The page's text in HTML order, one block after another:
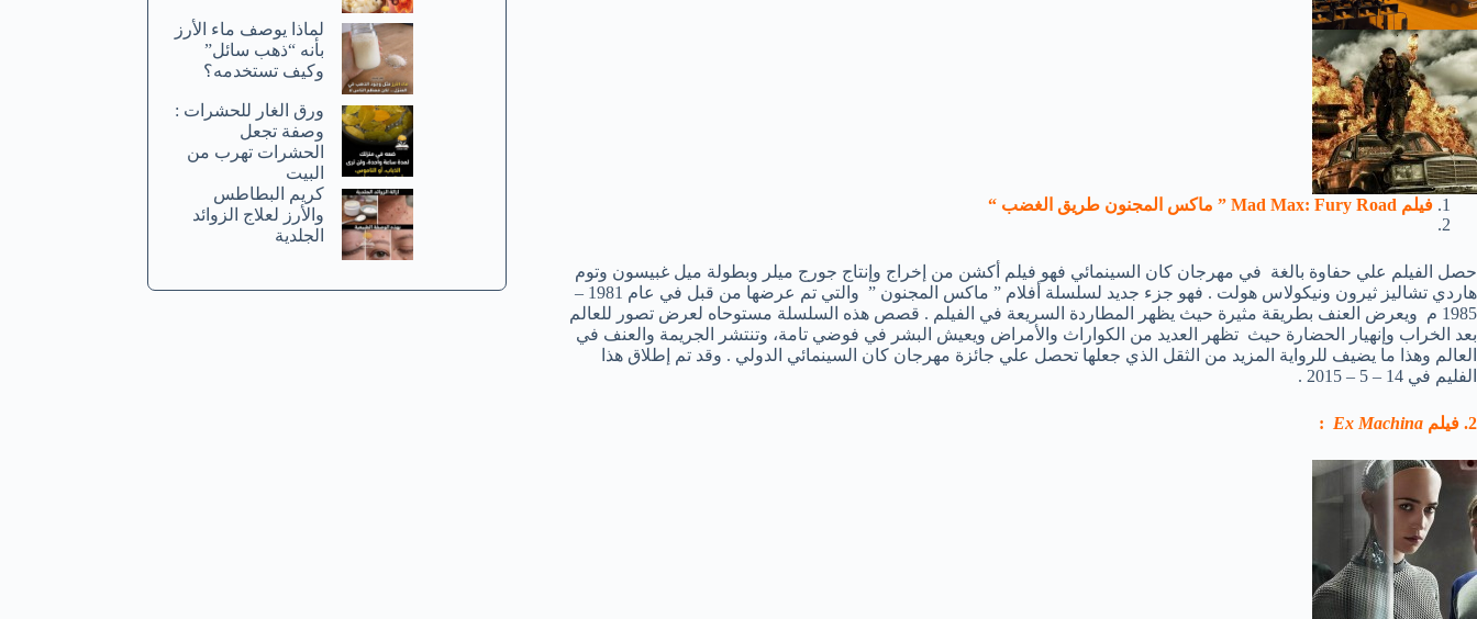
فيلم Mad Max: Fury Road ” ماكس المجنون طريق الغضب “
حصل الفيلم علي حفاوة بالغة في مهرجان كان السينمائي فهو فيلم أكشن من إخراج وإنتاج جورج ميلر وبطولة ميل غبيسون وتوم
هاردي تشاليز ثيرون ونيكولاس هولت . فهو جزء جديد لسلسلة أفلام ” ماكس المجنون ” والتي تم عرضها من قبل في عام 1981 –
1985 م ويعرض العنف بطريقة مثيرة حيث يظهر المطاردة السريعة في الفيلم . قصص هذه السلسلة مستوحاه لعرض تصور للعالم
بعد الخراب وإنهيار الحضارة حيث تظهر العديد من الكواراث والأمراض ويعيش البشر في فوضي تامة، وتنتشر الجريمة والعنف في
العالم وهذا ما يضيف للرواية المزيد من الثقل الذي جعلها تحصل علي جائزة مهرجان كان السينمائي الدولي . وقد تم إطلاق هذا
الفليم في 14 – 5 – 2015 .
2. فيلم Ex Machina
:
لماذا يوصف ماء الأرز
بأنه “ذهب سائل”
وكيف تستخدمه؟
ورق الغار للحشرات :
وصفة تجعل
الحشرات تهرب من
البيت
كريم البطاطس
والأرز لعلاج الزوائد
الجلدية